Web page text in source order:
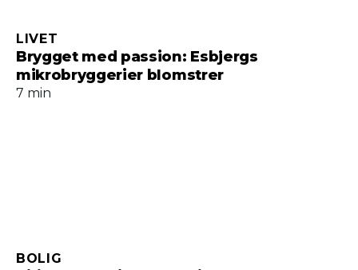
Brygget med passion: Esbjergs
mikrobryggerier blomstrer
LIVET
7 min
BOLIG